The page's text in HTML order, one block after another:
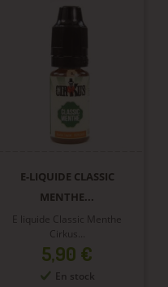
E-LIQUIDE CLASSIC
MENTHE...
E liquide Classic Menthe
Cirkus...
Prix
5,90 €
En stock